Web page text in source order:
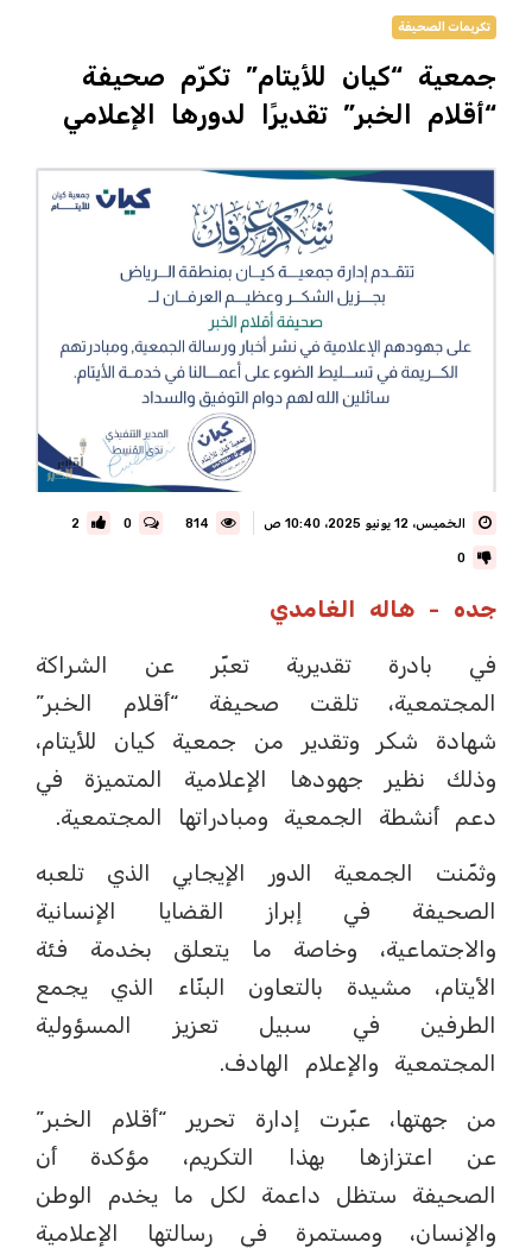
تكريمات الصحيفة
جمعية “كيان للأيتام” تكرّم صحيفة
“أقلام الخبر” تقديرًا لدورها الإعلامي
الخميس، 12 يونيو 2025، 10:40 ص 0
2
0
جده - هاله الغامدي
في بادرة تقديرية تعبّر عن الشراكة
المجتمعية، تلقت صحيفة “أقلام الخبر”
شهادة شكر وتقدير من جمعية كيان للأيتام،
وذلك نظير جهودها الإعلامية المتميزة في
دعم أنشطة الجمعية ومبادراتها المجتمعية.
وثمّنت الجمعية الدور الإيجابي الذي تلعبه
الصحيفة في إبراز القضايا الإنسانية
والاجتماعية، وخاصة ما يتعلق بخدمة فئة
الأيتام، مشيدة بالتعاون البنّاء الذي يجمع
الطرفين في سبيل تعزيز المسؤولية
المجتمعية والإعلام الهادف.
من جهتها، عبّرت إدارة تحرير “أقلام الخبر”
عن اعتزازها بهذا التكريم، مؤكدة أن
الصحيفة ستظل داعمة لكل ما يخدم الوطن
والإنسان، ومستمرة في رسالتها الإعلامية